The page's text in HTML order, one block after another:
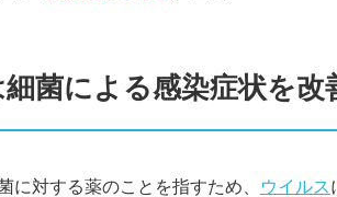
菌による感染症状を改
に対する薬のことを指すため、 ウイルス